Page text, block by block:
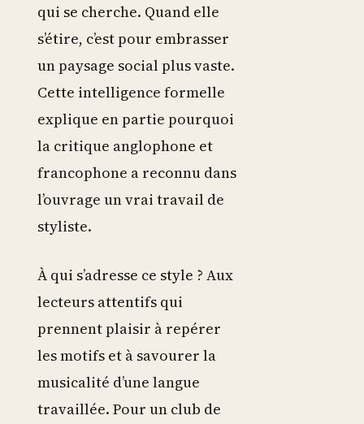
qui se cherche. Quand elle
s’étire, c’est pour embrasser
un paysage social plus vaste.
Cette intelligence formelle
explique en partie pourquoi
la critique anglophone et
francophone a reconnu dans
l’ouvrage un vrai travail de
styliste.
À qui s’adresse ce style ? Aux
lecteurs attentifs qui
prennent plaisir à repérer
les motifs et à savourer la
musicalité d’une langue
travaillée. Pour un club de